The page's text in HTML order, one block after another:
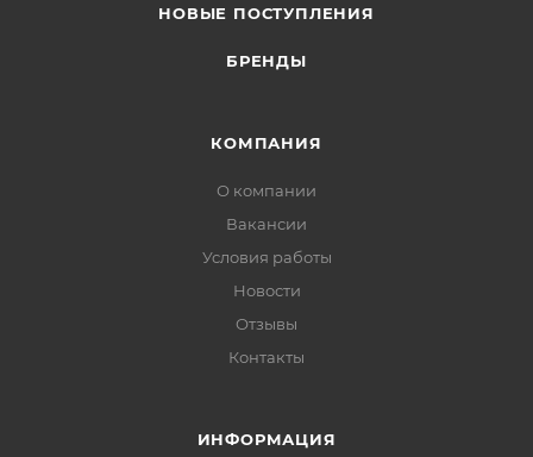
НОВЫЕ ПОСТУПЛЕНИЯ
БРЕНДЫ
КОМПАНИЯ
О компании
Вакансии
Условия работы
Новости
Отзывы
Контакты
ИНФОРМАЦИЯ